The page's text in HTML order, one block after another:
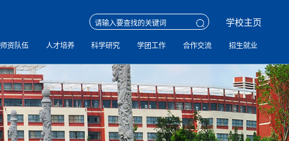
学校主页
师资队伍 人才培养 科学研究 学团工作 合作交流 招生就业